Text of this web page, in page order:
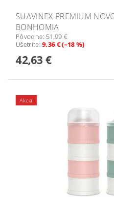
SUAVINEX PREMIUM
BONHOMIA
Pôvodne: 51,99 €
Ušetríte:9,36 € (–18 %)
42,63 €
Akcia